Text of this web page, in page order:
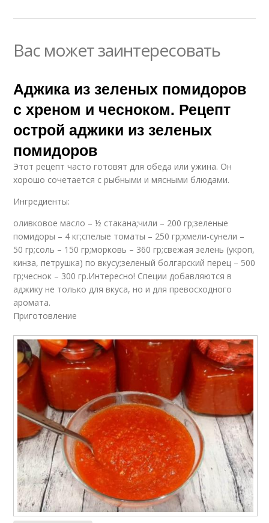
Вас может заинтересовать
Аджика из зеленых помидоров
с хреном и чесноком. Рецепт
острой аджики из зеленых
помидоров
Этот рецепт часто готовят для обеда или ужина. Он
хорошо сочетается с рыбными и мясными блюдами.
Ингредиенты:
оливковое масло – ½ стакана;чили – 200 гр;зеленые
помидоры – 4 кг;спелые томаты – 250 гр;хмели-сунели –
50 гр;соль – 150 гр;морковь – 360 гр;свежая зелень (укроп,
кинза, петрушка) по вкусу;зеленый болгарский перец – 500
гр;чеснок – 300 гр.Интересно! Специи добавляются в
аджику не только для вкуса, но и для превосходного
аромата.
Приготовление